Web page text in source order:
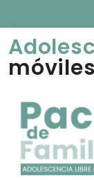
móviles